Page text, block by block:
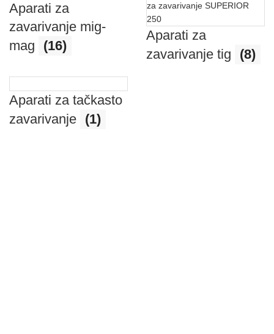
Aparati za
zavarivanje mig-
mag
(16)
Aparati za
zavarivanje tig
(8)
Aparati za tačkasto
zavarivanje (1)